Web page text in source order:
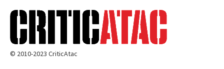
© 2010-2023 CriticAtac